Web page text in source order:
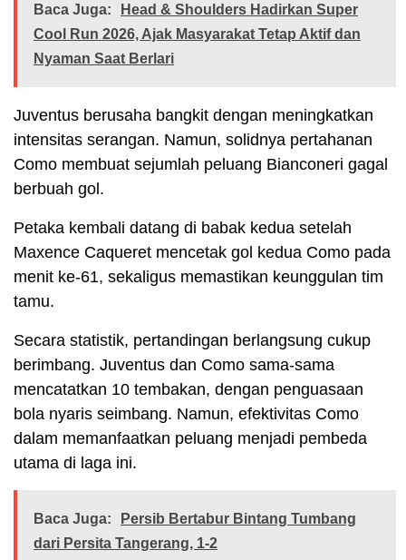
Baca Juga:
Head & Shoulders Hadirkan Super
Cool Run 2026, Ajak Masyarakat Tetap Aktif dan
Nyaman Saat Berlari
Juventus berusaha bangkit dengan meningkatkan
intensitas serangan. Namun, solidnya pertahanan
Como membuat sejumlah peluang Bianconeri gagal
berbuah gol.
Petaka kembali datang di babak kedua setelah
Maxence Caqueret mencetak gol kedua Como pada
menit ke-61, sekaligus memastikan keunggulan tim
tamu.
Secara statistik, pertandingan berlangsung cukup
berimbang. Juventus dan Como sama-sama
mencatatkan 10 tembakan, dengan penguasaan
bola nyaris seimbang. Namun, efektivitas Como
dalam memanfaatkan peluang menjadi pembeda
utama di laga ini.
Baca Juga:
Persib Bertabur Bintang Tumbang
dari Persita Tangerang, 1-2